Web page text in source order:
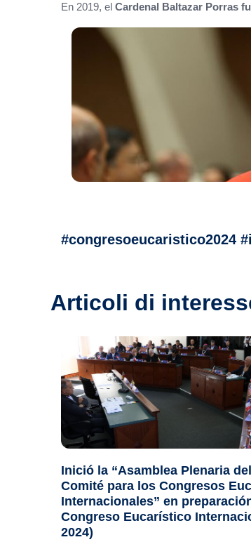
En 2019, el Cardenal Baltazar Porras
#congresoeucaristico2024
Articoli di
Inició la “Asamblea Plenaria
Comité para los Congresos
Internacionales” en
Congreso Eucarístico
2024)